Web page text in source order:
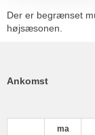
Der er begrænset
højsæsonen.
Ankomst
ma